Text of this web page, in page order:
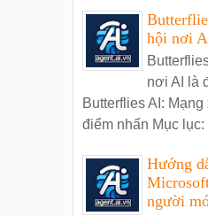
hội nơi
nơi AI là
Butterflies AI:
điểm nhấn Mục lục:
Hướng
người